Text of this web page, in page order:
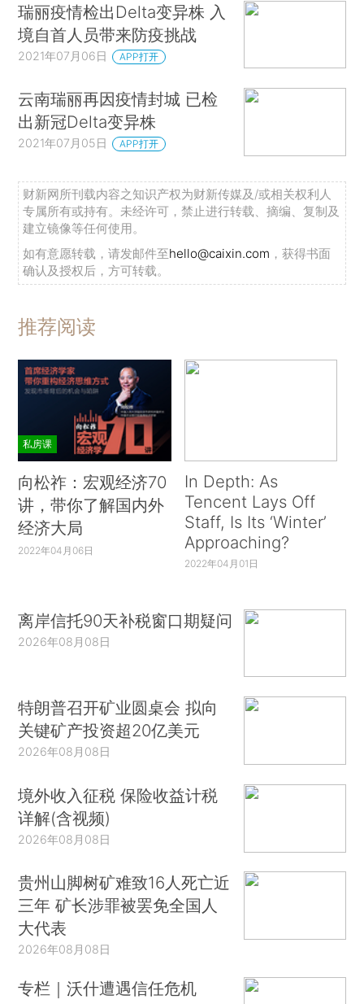
瑞丽疫情检出Delta变异株 入
境自首人员带来防疫挑战
2021年07月06日 APP打开
云南瑞丽再因疫情封城 已检
出新冠Delta变异株
2021年07月05日 APP打开
财新网所刊载内容之知识产权为财新传媒及/或相关权利人
专属所有或持有。未经许可，禁止进行转载、摘编、复制及
建立镜像等任何使用。
如有意愿转载，请发邮件至hello@caixin.com ，获得书面
确认及授权后，方可转载。
推荐阅读
私房课
向松祚：宏观经济70
讲，带你了解国内外
经济大局
2022年04月06日
In Depth: As
Tencent Lays Off
Staff, Is Its ‘Winter’
Approaching?
2022年04月01日
离岸信托90天补税窗口期疑问
2026年08月08日
特朗普召开矿业圆桌会 拟向
关键矿产投资超20亿美元
2026年08月08日
境外收入征税 保险收益计税
详解(含视频)
2026年08月08日
贵州山脚树矿难致16人死亡近
三年 矿长涉罪被罢免全国人
大代表
2026年08月08日
专栏｜沃什遭遇信任危机